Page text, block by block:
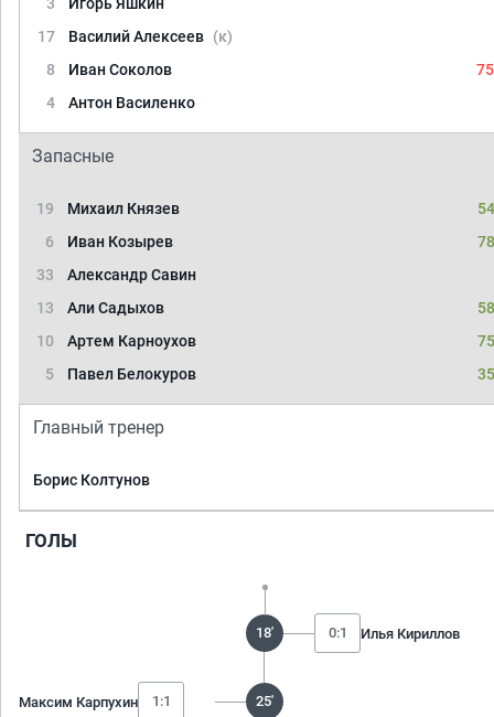
17
Василий Алексеев (к)
8
Иван Соколов
4
Антон Василенко
Запасные
19 Михаил Князев
6
Иван Козырев
33
Александр Савин
13
Али Садыхов
10
Артем Карноухов
5
Павел Белокуров
Главный тренер
Борис Колтунов
ГОЛЫ
18' 0:1 Илья Кириллов
Максим Карпухин 1:1 25'